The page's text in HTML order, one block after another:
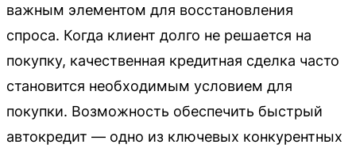
важным элементом для восстановления
спроса. Когда клиент долго не решается на
покупку, качественная кредитная сделка часто
становится необходимым условием для
покупки. Возможность обеспечить быстрый
автокредит — одно из ключевых конкурентных